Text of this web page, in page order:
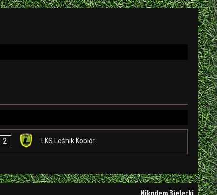
2 LKS Leśnik Kobiór
Nikodem Bielecki